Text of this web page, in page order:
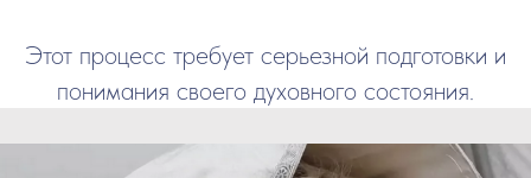
Этот процесс требует серьезной подготовки и
понимания своего духовного состояния.